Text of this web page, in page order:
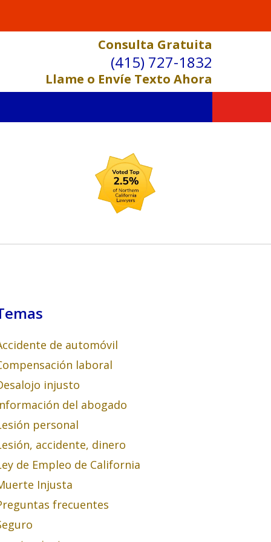
Consulta Gratuita
(415) 727-1832
Llame o Envíe Texto Ahora
de automóvil
laboral
injusto
del abogado
personal
accidente, dinero
de Empleo de California
Injusta
frecuentes